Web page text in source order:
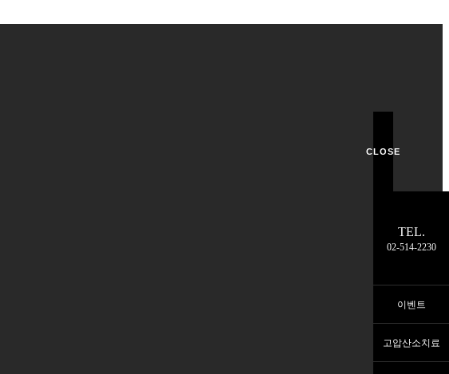
CLOSE
TEL.
02-514-2230
이벤트
고압산소치료